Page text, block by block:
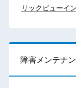
リックビューイ
障害メンテナ